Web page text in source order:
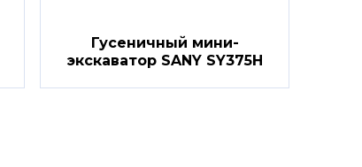
Гусеничный мини-
экскаватор SANY SY375H